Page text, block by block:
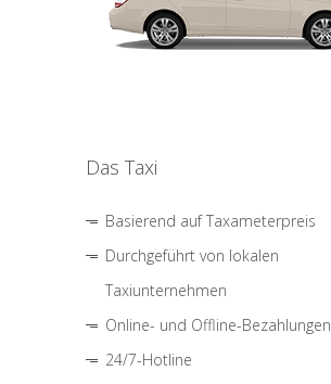
Das Taxi
Basierend auf Taxameterpreis
Durchgeführt von lokalen
Taxiunternehmen
Online- und Offline-Bezahlungen
24/7-Hotline